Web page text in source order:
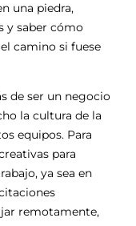
una piedra,
y saber cómo
camino si fuese
de ser un negocio
la cultura de la
equipos. Para
para
ya sea en
remotamente,